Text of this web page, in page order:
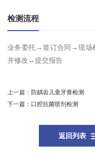
检测流程
业务委托→签订合同→现
并修改→提交报告
上一篇： 防龋齿儿童牙膏检测
下一篇： 口腔抗菌喷剂检测
返回列表